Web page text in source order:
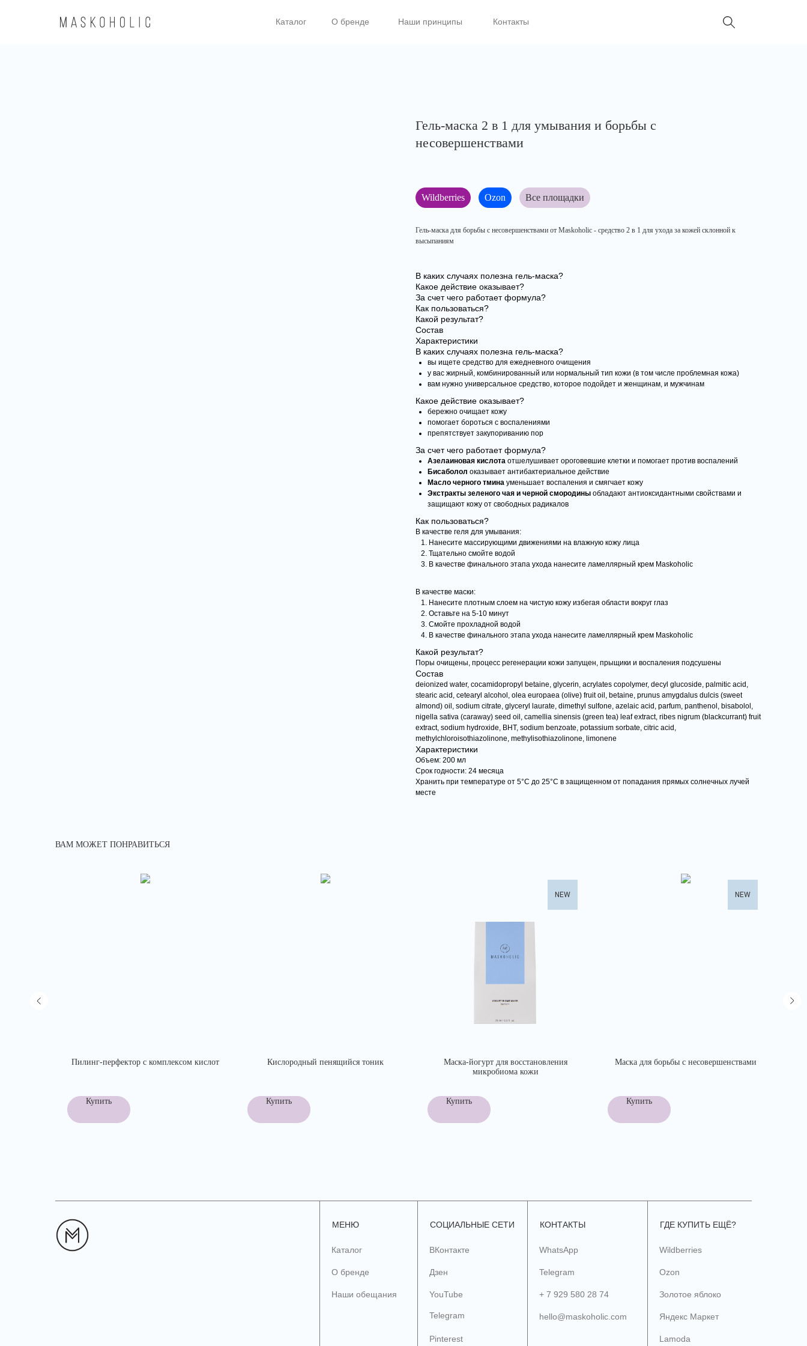
Каталог О бренде Наши принципы Контакты
Каталог О бренде Наши принципы Контакты
Гель-маска 2 в 1 для умывания и борьбы с
несовершенствами
Wildberries Ozon Все площадки
Гель-маска для борьбы с несовершенствами от Maskoholic - средство 2 в 1 для ухода за кожей склонной к
высыпаниям
В каких случаях полезна гель-маска?
Какое действие оказывает?
За счет чего работает формула?
Как пользоваться?
Какой результат?
Состав
Характеристики
В каких случаях полезна гель-маска?
вы ищете средство для ежедневного очищения
у вас жирный, комбинированный или нормальный тип кожи (в том числе проблемная кожа)
вам нужно универсальное средство, которое подойдет и женщинам, и мужчинам
Какое действие оказывает?
бережно очищает кожу
помогает бороться с воспалениями
препятствует закупориванию пор
За счет чего работает формула?
Азелаиновая кислота отшелушивает ороговевшие клетки и помогает против воспалений
Бисаболол оказывает антибактериальное действие
Масло черного тмина уменьшает воспаления и смягчает кожу
Экстракты зеленого чая и черной смородины обладают антиоксидантными свойствами и
защищают кожу от свободных радикалов
Как пользоваться?
В качестве геля для умывания:
Нанесите массирующими движениями на влажную кожу лица
Тщательно смойте водой
В качестве финального этапа ухода нанесите ламеллярный крем Maskoholic
В качестве маски:
Нанесите плотным слоем на чистую кожу избегая области вокруг глаз
Оставьте на 5-10 минут
Смойте прохладной водой
В качестве финального этапа ухода нанесите ламеллярный крем Maskoholic
Какой результат?
Поры очищены, процесс регенерации кожи запущен, прыщики и воспаления подсушены
Состав
deionized water, cocamidopropyl betaine, glycerin, acrylates copolymer, decyl glucoside, palmitic acid,
stearic acid, cetearyl alcohol, olea europaea (olive) fruit oil, betaine, prunus amygdalus dulcis (sweet
almond) oil, sodium citrate, glyceryl laurate, dimethyl sulfone, azelaic acid, parfum, panthenol, bisabolol,
nigella sativa (caraway) seed oil, camellia sinensis (green tea) leaf extract, ribes nigrum (blackcurrant) fruit
extract, sodium hydroxide, BHT, sodium benzoate, potassium sorbate, citric acid,
methylchloroisothiazolinone, methylisothiazolinone, limonene
Характеристики
Объем: 200 мл
Срок годности: 24 месяца
Хранить при температуре от 5°С до 25°С в защищенном от попадания прямых солнечных лучей
месте
ВАМ МОЖЕТ ПОНРАВИТЬСЯ
Пилинг-перфектор с комплексом кислот
Купить
Кислородный пенящийся тоник
Купить
NEW
Маска-йогурт для восстановления
микробиома кожи
Купить
NEW
Маска для борьбы с несовершенствами
Купить
МЕНЮ
Каталог
О бренде
Наши обещания
СОЦИАЛЬНЫЕ СЕТИ
Дзен
ВКонтакте
YouTube
КОНТАКТЫ
WhatsApp
Telegram
+ 7 929 580 28 74
hello@maskoholic.com
ГДЕ КУПИТЬ ЕЩЁ?
Wildberries
Ozon
Золотое яблоко
Яндекс Маркет
Lamoda
Telegram
Pinterest